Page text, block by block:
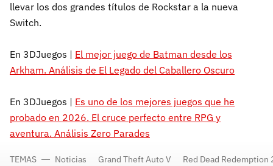
llevar los dos grandes títulos de Rockstar a la nueva
Switch.
En 3DJuegos | El mejor juego de Batman desde los
Arkham. Análisis de El Legado del Caballero Oscuro
En 3DJuegos | Es uno de los mejores juegos que he
probado en 2026. El cruce perfecto entre RPG y
aventura. Análisis Zero Parades
TEMAS Noticias Grand Theft Auto V Red Dead Redemption